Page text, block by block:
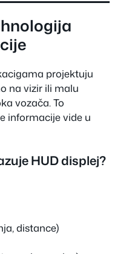
projektuju
na vizir ili malu
vozača. To
informacije vide u
HUD displej?
distance)